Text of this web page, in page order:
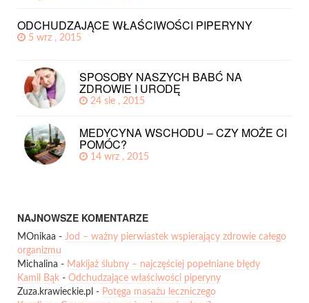
ODCHUDZAJĄCE WŁAŚCIWOŚCI PIPERYNY
5 wrz , 2015
SPOSOBY NASZYCH BABĆ NA
ZDROWIE I URODĘ
24 sie , 2015
MEDYCYNA WSCHODU – CZY MOŻE CI
POMÓC?
14 wrz , 2015
NAJNOWSZE KOMENTARZE
MOnikaa - Jod – ważny pierwiastek wspierający zdrowie całego
organizmu
Michalina - Makijaż ślubny – najczęściej popełniane błędy
Kamil Bąk - Odchudzające właściwości piperyny
Zuza.krawieckie.pl - Potęga masażu leczniczego